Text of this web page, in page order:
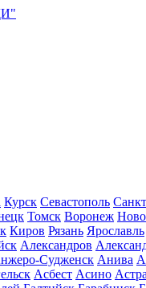
Курск Севастополь
Томск Воронеж
Киров Рязань Ярославль
Александров
Судженск Анива
Асбест Асино